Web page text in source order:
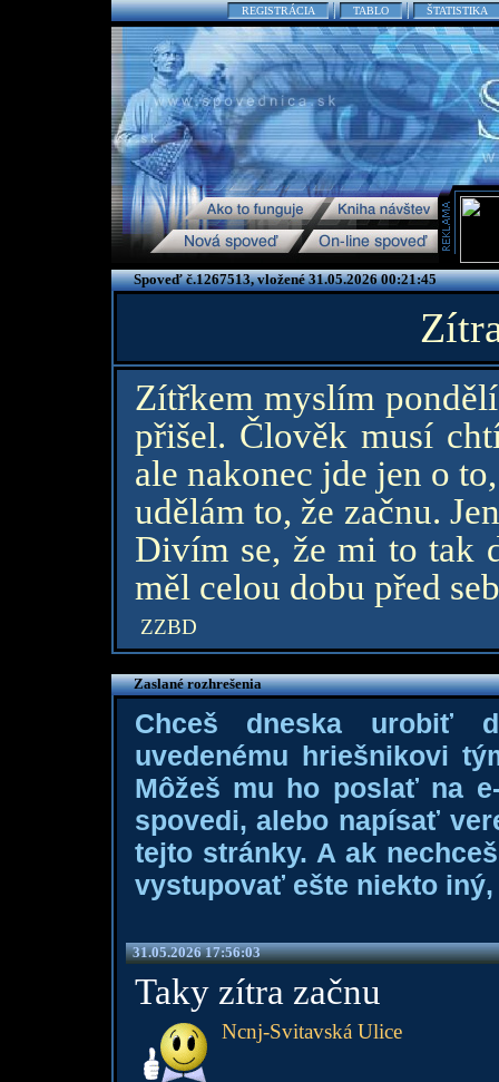
REGISTRÁCIA TABLO ŠTATISTIKA
Spoveď č.1267513, vložené 31.05.2026 00:21:45
Zítřkem myslím
přišel. Člověk musí
ale nakonec jde jen o
udělám to, že začnu.
Divím se, že mi to tak
měl celou dobu před
ZZBD
Zaslané rozhrešenia
Chceš dneska urobiť
uvedenému hriešnikovi
Môžeš mu ho poslať na
spovedi, alebo napísať
tejto stránky. A ak
vystupovať ešte niekto
31.05.2026 17:56:03
Taky zítra začnu
Ncnj-Svitavská Ulice